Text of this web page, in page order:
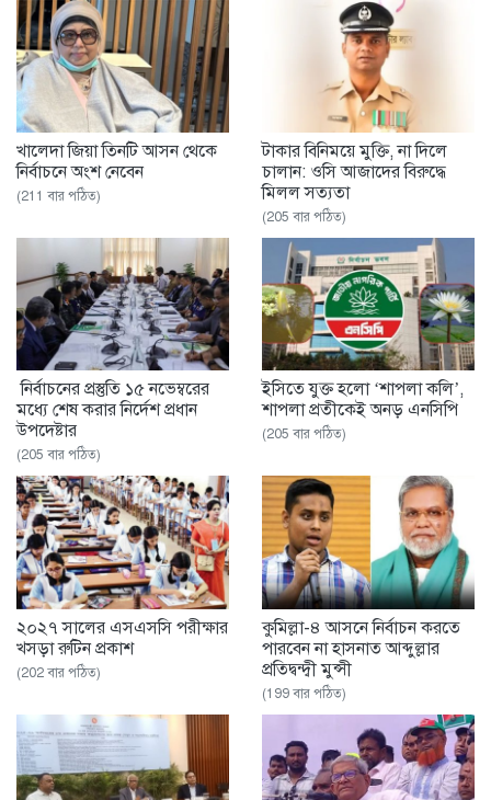
খালেদা জিয়া তিনটি আসন থেকে
নির্বাচনে অংশ নেবেন
(211 বার পঠিত)
টাকার বিনিময়ে মুক্তি, না দিলে
চালান: ওসি আজাদের বিরুদ্ধে
মিলল সত্যতা
(205 বার পঠিত)
নির্বাচনের প্রস্তুতি ১৫ নভেম্বরের
মধ্যে শেষ করার নির্দেশ প্রধান
উপদেষ্টার
(205 বার পঠিত)
ইসিতে যুক্ত হলো ‘শাপলা কলি’,
শাপলা প্রতীকেই অনড় এনসিপি
(205 বার পঠিত)
২০২৭ সালের এসএসসি পরীক্ষার
খসড়া রুটিন প্রকাশ
(202 বার পঠিত)
কুমিল্লা-৪ আসনে নির্বাচন করতে
পারবেন না হাসনাত আব্দুল্লার
প্রতিদ্বন্দ্বী মুন্সী
(199 বার পঠিত)